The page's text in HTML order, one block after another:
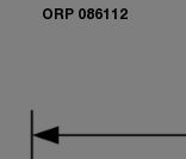
ORP 086112